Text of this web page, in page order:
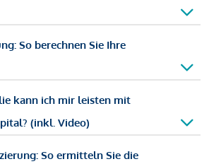
So berechnen Sie Ihre
kann ich mir leisten mit
(inkl. Video)
So ermitteln Sie die